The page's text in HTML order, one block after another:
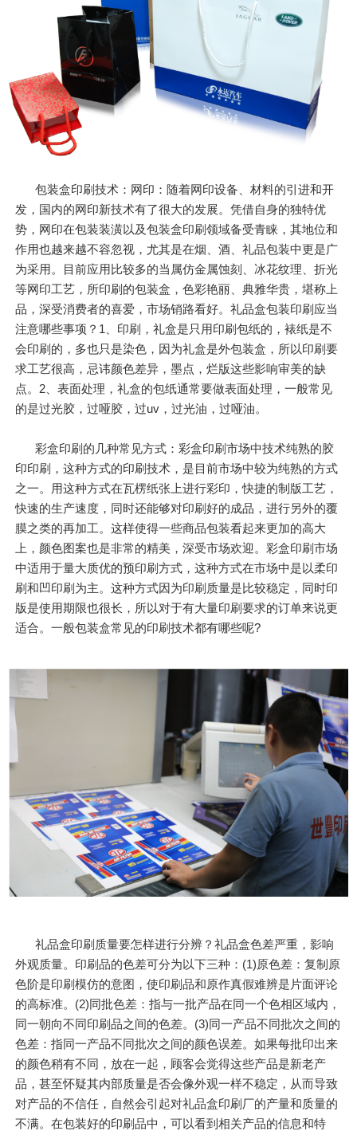
包装盒印刷技术：网印：随着网印设备、材料的引进和开
发，国内的网印新技术有了很大的发展。凭借自身的独特优
势，网印在包装装潢以及包装盒印刷领域备受青睐，其地位和
作用也越来越不容忽视，尤其是在烟、酒、礼品包装中更是广
为采用。目前应用比较多的当属仿金属蚀刻、冰花纹理、折光
等网印工艺，所印刷的包装盒，色彩艳丽、典雅华贵，堪称上
品，深受消费者的喜爱，市场销路看好。礼品盒包装印刷应当
注意哪些事项？1、印刷，礼盒是只用印刷包纸的，裱纸是不
会印刷的，多也只是染色，因为礼盒是外包装盒，所以印刷要
求工艺很高，忌讳颜色差异，墨点，烂版这些影响审美的缺
点。2、表面处理，礼盒的包纸通常要做表面处理，一般常见
的是过光胶，过哑胶，过uv，过光油，过哑油。
彩盒印刷的几种常见方式：彩盒印刷市场中技术纯熟的胶
印印刷，这种方式的印刷技术，是目前市场中较为纯熟的方式
之一。用这种方式在瓦楞纸张上进行彩印，快捷的制版工艺，
快速的生产速度，同时还能够对印刷好的成品，进行另外的覆
膜之类的再加工。这样使得一些商品包装看起来更加的高大
上，颜色图案也是非常的精美，深受市场欢迎。彩盒印刷市场
中适用于量大质优的预印刷方式，这种方式在市场中是以柔印
刷和凹印刷为主。这种方式因为印刷质量是比较稳定，同时印
版是使用期限也很长，所以对于有大量印刷要求的订单来说更
适合。一般包装盒常见的印刷技术都有哪些呢?
礼品盒印刷质量要怎样进行分辨？礼品盒色差严重，影响
外观质量。印刷品的色差可分为以下三种：(1)原色差：复制原
色阶是印刷模仿的意图，使印刷品和原作真假难辨是片面评论
的高标准。(2)同批色差：指与一批产品在同一个色相区域内，
同一朝向不同印刷品之间的色差。(3)同一产品不同批次之间的
色差：指同一产品不同批次之间的颜色误差。如果每批印出来
的颜色稍有不同，放在一起，顾客会觉得这些产品是新老产
品，甚至怀疑其内部质量是否会像外观一样不稳定，从而导致
对产品的不信任，自然会引起对礼品盒印刷厂的产量和质量的
不满。在包装好的印刷品中，可以看到相关产品的信息和特